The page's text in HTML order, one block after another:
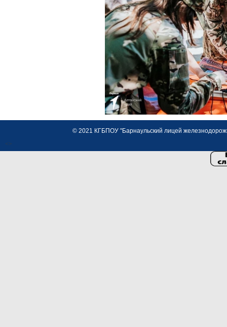
© 2021 КГБПОУ "Барнаульский лицей
<>